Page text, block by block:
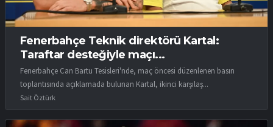
Fenerbahçe Teknik direktörü Kartal:
Taraftar desteğiyle maçı...
Fenerbahçe Can Bartu Tesisleri'nde, maç öncesi düzenlenen basın
toplantısında açıklamada bulunan Kartal, ikinci karşılaş...
Sait Öztürk